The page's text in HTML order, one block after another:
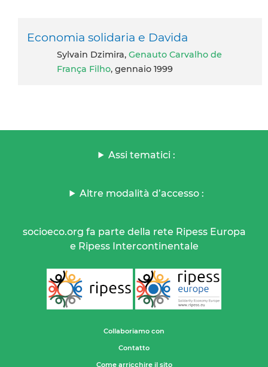
Economia solidaria e Davida
Sylvain Dzimira, Genauto Carvalho de
França Filho, gennaio 1999
Assi tematici :
Altre modalità d’accesso :
socioeco.org fa parte della rete Ripess Europa
e Ripess Intercontinentale
Collaboriamo con
Contatto
Come arricchire il sito